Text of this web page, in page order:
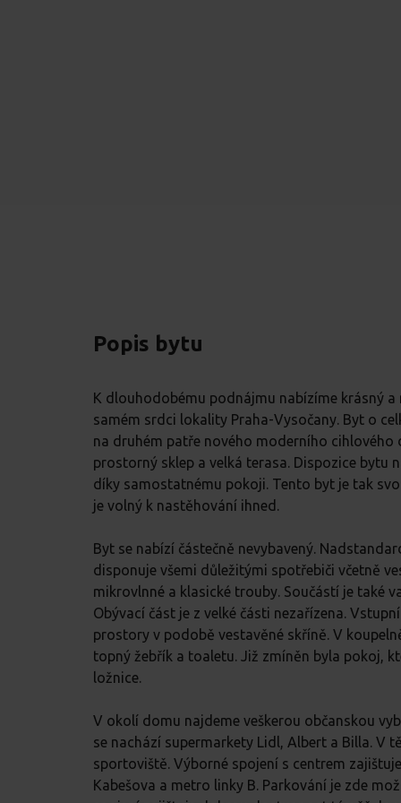
Popis bytu
K dlouhodobému podnájmu nabízíme krásný
samém srdci lokality Praha-Vysočany. Byt o
na druhém patře nového moderního cihlového
prostorný sklep a velká terasa. Dispozice bytu
díky samostatnému pokoji. Tento byt je tak
je volný k nastěhování ihned.
Byt se nabízí částečně nevybavený.
disponuje všemi důležitými spotřebiči včetně
mikrovlnné a klasické trouby. Součástí je také
Obývací část je z velké části nezařízena.
prostory v podobě vestavěné skříně. V
topný žebřík a toaletu. Již zmíněn byla pokoj,
ložnice.
V okolí domu najdeme veškerou občanskou
se nachází supermarkety Lidl, Albert a Billa. V
sportoviště. Výborné spojení s centrem
Kabešova a metro linky B. Parkování je zde